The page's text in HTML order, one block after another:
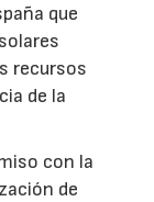
que
recursos
de la
con la
de